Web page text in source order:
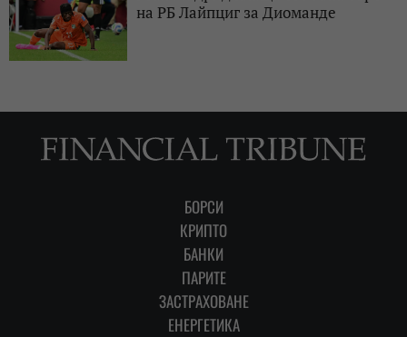
на РБ Лайпциг за Диоманде
БОРСИ
КРИПТО
БАНКИ
ПАРИТЕ
ЗАСТРАХОВАНЕ
ЕНЕРГЕТИКА